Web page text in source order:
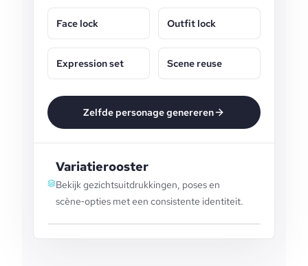
Face lock Outfit lock
Expression set Scene reuse
Zelfde personage genereren
Variatierooster
Bekijk gezichtsuitdrukkingen, poses en
scène‑opties met een consistente identiteit.